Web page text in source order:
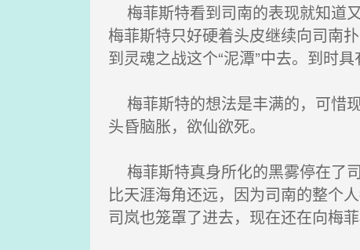
梅菲斯特看到司南的表现就知道
梅菲斯特只好硬着头皮继续向司南
到灵魂之战这个“泥潭”中去。到时
梅菲斯特的想法是丰满的，可惜
头昏脑胀，欲仙欲死。
梅菲斯特真身所化的黑雾停在了
比天涯海角还远，因为司南的整个
司岚也笼罩了进去，现在还在向梅